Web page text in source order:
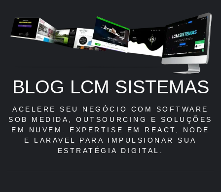
BLOG LCM SISTEMAS
ACELERE SEU NEGÓCIO COM SOFTWARE
SOB MEDIDA, OUTSOURCING E SOLUÇÕES
EM NUVEM. EXPERTISE EM REACT, NODE
E LARAVEL PARA IMPULSIONAR SUA
ESTRATÉGIA DIGITAL.